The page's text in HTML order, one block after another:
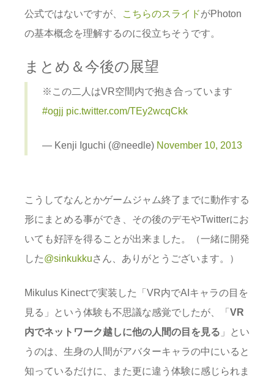
公式ではないですが、
こちらのスライドがPhoton
の基本概念を理解するのに役立ちそうです。
まとめ＆今後の展望
※この二人はVR空間内で抱き合っています
#ogjj pic.twitter.com/TEy2wcqCkk
— Kenji Iguchi (@needle) November 10, 2013
こうしてなんとかゲームジャム終了までに動作する
形にまとめる事ができ、その後のデモやTwitterにお
いても好評を得ることが出来ました。（一緒に開発
した@sinkukkuさん、ありがとうございます。）
Mikulus Kinectで実装した「VR内でAIキャラの目を
見る」という体験も不思議な感覚でしたが、「VR
内でネットワーク越しに他の人間の目を見る 」とい
うのは、生身の人間がアバターキャラの中にいると
知っているだけに、また更に違う体験に感じられま